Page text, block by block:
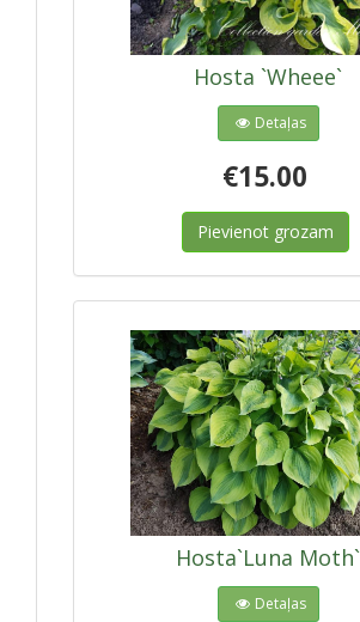
Hosta `Wheee`
Detaļas
€15.00
Pievienot grozam
Hosta`Luna Moth`
Detaļas